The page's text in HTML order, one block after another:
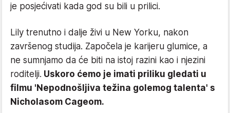
je posjećivati kada god su bili u prilici.
Lily trenutno i dalje živi u New Yorku, nakon
završenog studija. Započela je karijeru glumice, a
ne sumnjamo da će biti na istoj razini kao i njezini
roditelji. Uskoro ćemo je imati priliku gledati u
filmu 'Nepodnošljiva težina golemog talenta' s
Nicholasom Cageom.